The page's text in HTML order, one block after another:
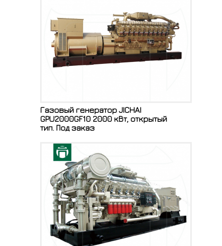
Газовый генератор JICHAI
GPU2000GF10 2000 кВт, открытый
тип. Под заказ